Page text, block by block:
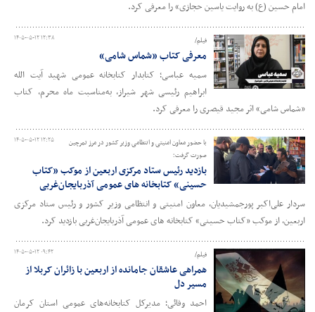
امام حسین (ع) به روایت یاسین حجازی» را معرفی کرد.
۱۴۰۵-۰۵-۱۲ ۱۲:۳۸ فیلم/
معرفی کتاب «شماس شامی»
سمیه عباسی؛ کتابدار کتابخانه عمومی شهید آیت الله
ابراهیم رئیسی شهر شیراز، به‌مناسبت ماه محرم، کتاب
«شماس شامی» اثر مجید قیصری را معرفی کرد.
۱۴۰۵-۰۵-۱۲ ۱۲:۲۵
با حضور معاون امنیتی و انتظامی وزیر کشور در مرز تمرچین
صورت گرفت؛
بازدید رئیس ستاد مرکزی اربعین از موکب «کتاب
حسینی» کتابخانه های عمومی آذربایجان‌غربی
سردار علی‌اکبر پورجمشیدیان، معاون امنیتی و انتظامی وزیر کشور و رئیس ستاد مرکزی
اربعین، از موکب «کتاب حسینی» کتابخانه های عمومی آذربایجان‌غربی بازدید کرد.
۱۴۰۵-۰۵-۱۲ ۰۹:۴۲ فیلم/
همراهی عاشقان جامانده از اربعین با زائران کربلا از
مسیر دل
احمد وفائی؛ مدیرکل کتابخانه‌های عمومی استان کرمان